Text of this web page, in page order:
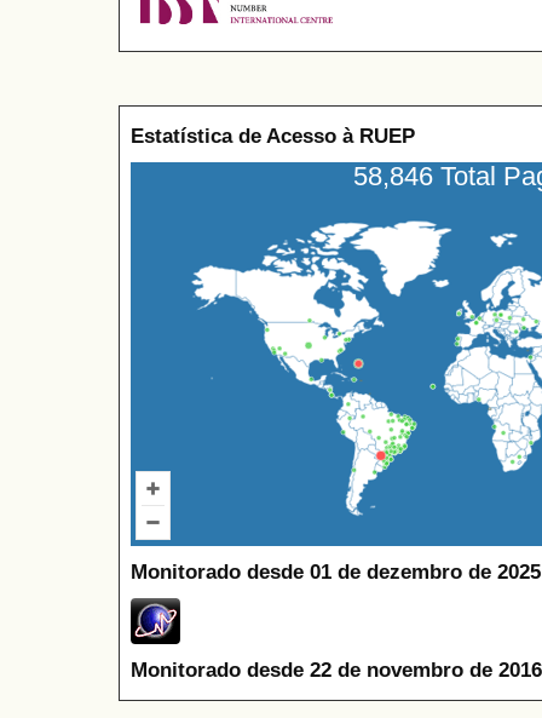
Estatística de Acesso à RUEP
58,846 Total
Monitorado desde 01 de dezembro de
Monitorado desde 22 de novembro de